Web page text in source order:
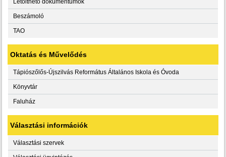
Letölthető dokumentumok
Beszámoló
TAO
Oktatás és Művelődés
Tápiószőlős-Újszilvás Református Általános Iskola és Óvoda
Könyvtár
Faluház
Választási információk
Választási szervek